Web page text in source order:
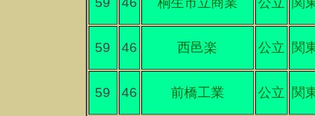
59 46 西邑楽 公立 関
59 46 前橋工業 公立 関